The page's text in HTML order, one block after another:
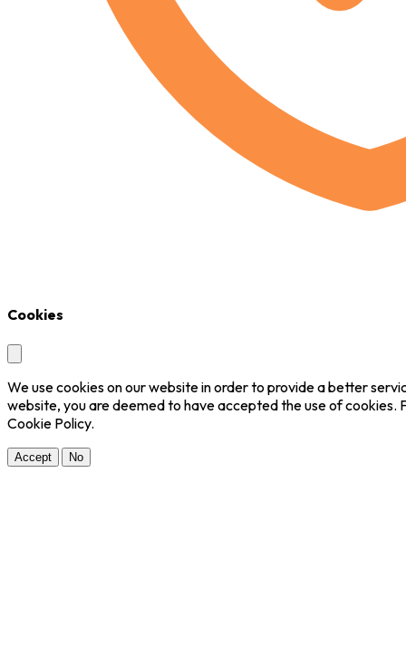
Cookies
We use cookies on our website in order to provide a better
website, you are deemed to have accepted the use of
Cookie Policy.
Accept No